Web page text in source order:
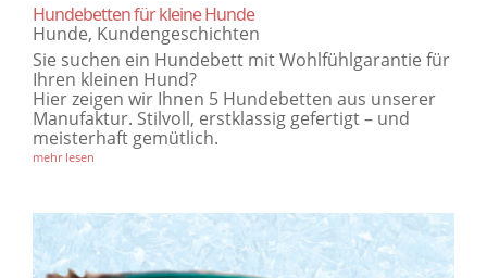
Hundebetten für kleine Hunde
Hunde, Kundengeschichten
Sie suchen ein Hundebett mit Wohlfühlgarantie für
Ihren kleinen Hund?
Hier zeigen wir Ihnen 5 Hundebetten aus unserer
Manufaktur. Stilvoll, erstklassig gefertigt – und
meisterhaft gemütlich.
mehr lesen